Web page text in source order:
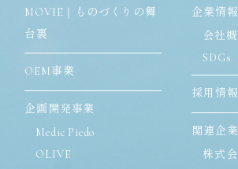
MOVIE｜ものづくりの舞
台裏
OEM事業
企画開発事業
Medic Piedo
OLIVE
企業情報
会社
SDGs
採用情報
関連企業
株式